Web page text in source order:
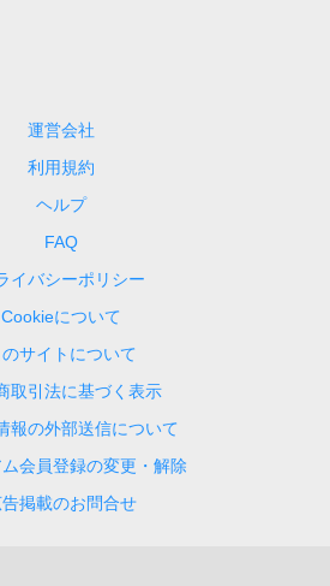
運営会社
利用規約
ヘルプ
FAQ
イバシーポリシー
Cookieについて
のサイトについて
取引法に基づく表示
報の外部送信について
会員登録の変更・解除
告掲載のお問合せ